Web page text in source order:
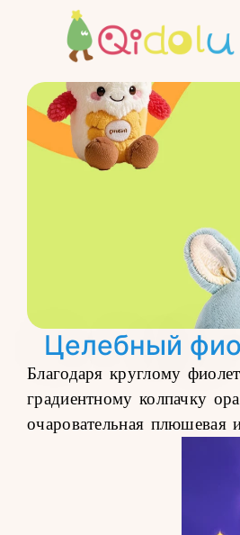
Целебный
Благодаря круглому
градиентному колпачку
очаровательная плюшевая